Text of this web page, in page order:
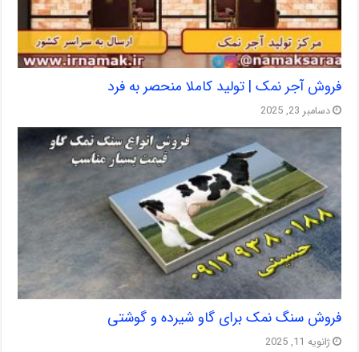
فروش آجر نمک | تولید کاملا منحصر به فرد
دسامبر 23, 2025
فروش سنگ نمک برای گاو شیرده و گوشتی
ژانویه 11, 2025